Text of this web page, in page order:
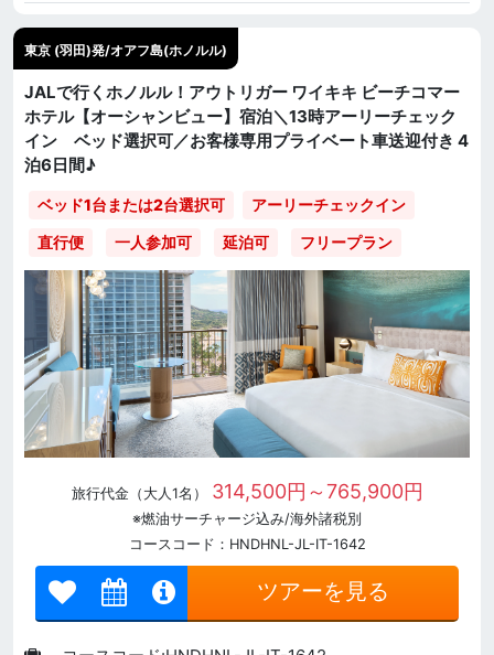
東京 (羽田)発/オアフ島(ホノルル)
JALで行くホノルル！アウトリガー ワイキキ ビーチコマー
ホテル【オーシャンビュー】宿泊＼13時アーリーチェック
イン ベッド選択可／お客様専用プライベート車送迎付き 4
泊6日間♪
ベッド1台または2台選択可
アーリーチェックイン
直行便
一人参加可 延泊可 フリープラン
旅行代金（大人1名） 314,500円～765,900円
※燃油サーチャージ込み/海外諸税別
コースコード：HNDHNL-JL-IT-1642
ツアーを見る